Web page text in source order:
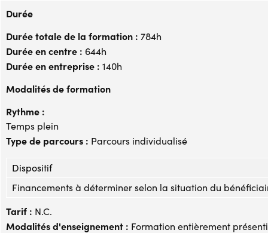
Durée
Durée totale de la formation : 784h
Durée en centre : 644h
Durée en entreprise : 140h
Modalités de formation
Rythme :
Temps plein
Type de parcours : Parcours individualisé
Dispositif
Financements à déterminer selon la situation du
Tarif : N.C.
Modalités d'enseignement : Formation entièrement